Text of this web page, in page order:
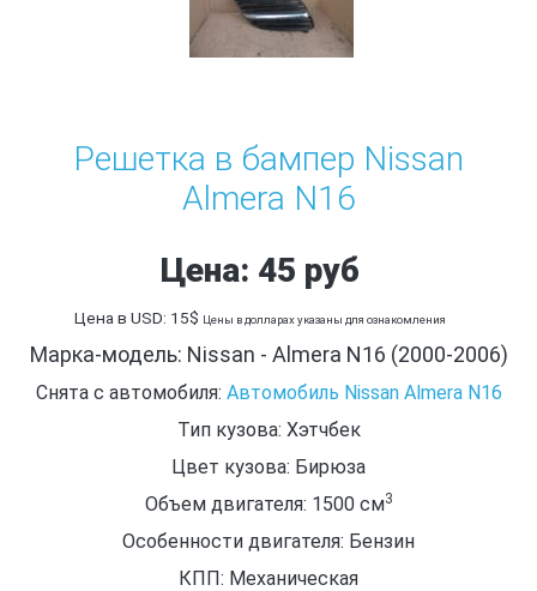
Решетка в бампер Nissan
Almera N16
Цена: 45 руб
Цена в USD: 15$ Цены в долларах указаны для ознакомления
Марка-модель: Nissan - Almera N16 (2000-2006)
Снята с автомобиля: Автомобиль Nissan Almera N16
Тип кузова: Хэтчбек
Цвет кузова: Бирюза
Объем двигателя: 1500 см3
Особенности двигателя: Бензин
КПП: Механическая